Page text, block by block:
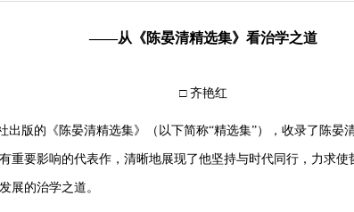
——从《陈晏清精选集》看治学之道
□ 齐艳红
出版的《陈晏清精选集》（以下简称“精选集”），收录了陈晏
重要影响的代表作，清晰地展现了他坚持与时代同行，力求
展的治学之道。